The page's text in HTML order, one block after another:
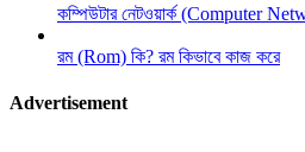
কম্পিউটার নেটওয়ার্ক (Computer
রম (Rom) কি? রম কিভাবে কাজ করে
Advertisement